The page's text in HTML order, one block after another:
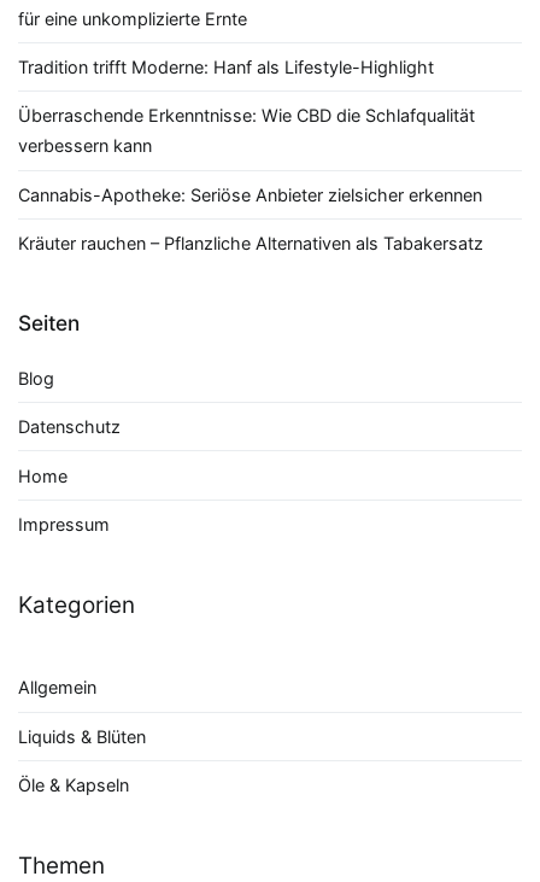
für eine unkomplizierte Ernte
Tradition trifft Moderne: Hanf als Lifestyle-Highlight
Überraschende Erkenntnisse: Wie CBD die Schlafqualität
verbessern kann
Cannabis-Apotheke: Seriöse Anbieter zielsicher erkennen
Kräuter rauchen – Pflanzliche Alternativen als Tabakersatz
Seiten
Blog
Datenschutz
Home
Impressum
Kategorien
Allgemein
Liquids & Blüten
Öle & Kapseln
Themen